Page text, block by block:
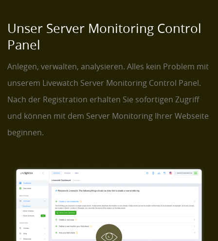
Unser Server Monitoring Control
Panel
Anlegen, verwalten, analysieren. Alles kein Problem mit
unserem Livewatch Server Monitoring Control Panel.
Nach der Registration erhalten Sie sofortigen Zugriff
und können mit dem Server Monitoring Ihrer Webseite
beginnen.